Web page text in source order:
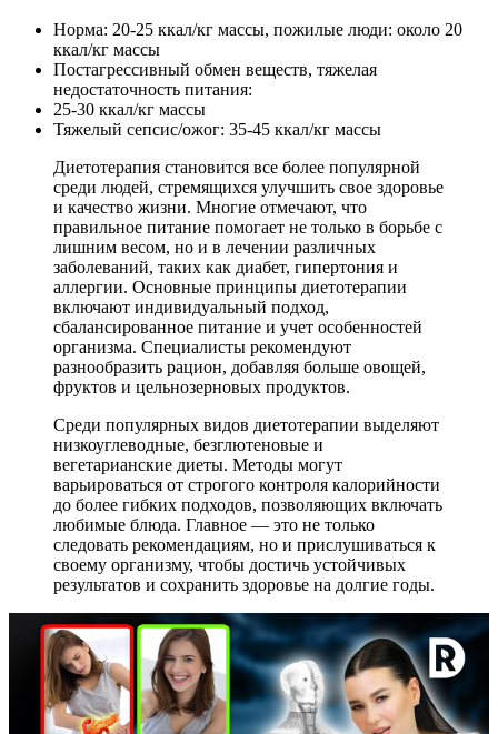
Норма: 20-25 ккал/кг массы, пожилые люди: около 20
ккал/кг массы
Постагрессивный обмен веществ, тяжелая
недостаточность питания:
25-30 ккал/кг массы
Тяжелый сепсис/ожог: 35-45 ккал/кг массы
Диетотерапия становится все более популярной
среди людей, стремящихся улучшить свое здоровье
и качество жизни. Многие отмечают, что
правильное питание помогает не только в борьбе с
лишним весом, но и в лечении различных
заболеваний, таких как диабет, гипертония и
аллергии. Основные принципы диетотерапии
включают индивидуальный подход,
сбалансированное питание и учет особенностей
организма. Специалисты рекомендуют
разнообразить рацион, добавляя больше овощей,
фруктов и цельнозерновых продуктов.
Среди популярных видов диетотерапии выделяют
низкоуглеводные, безглютеновые и
вегетарианские диеты. Методы могут
варьироваться от строгого контроля калорийности
до более гибких подходов, позволяющих включать
любимые блюда. Главное — это не только
следовать рекомендациям, но и прислушиваться к
своему организму, чтобы достичь устойчивых
результатов и сохранить здоровье на долгие годы.